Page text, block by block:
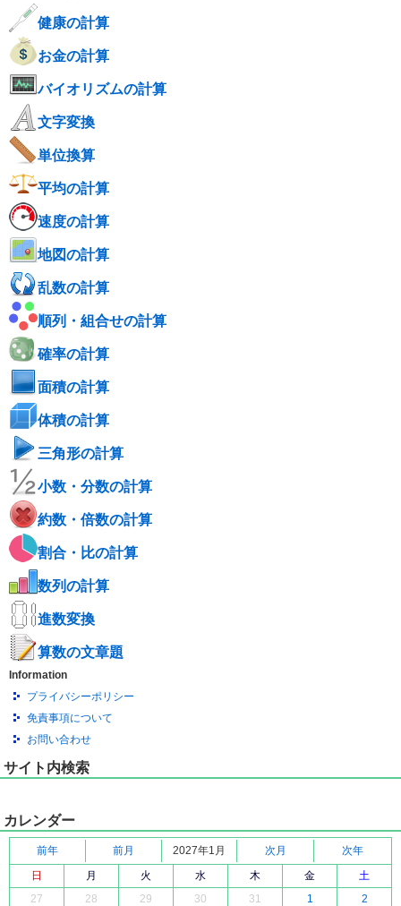
健康の計算
お金の計算
バイオリズムの計算
文字変換
単位換算
平均の計算
速度の計算
地図の計算
乱数の計算
順列・組合せの計算
確率の計算
面積の計算
体積の計算
三角形の計算
小数・分数の計算
約数・倍数の計算
割合・比の計算
数列の計算
進数変換
算数の文章題
Information
プライバシーポリシー
免責事項について
お問い合わせ
サイト内検索
カレンダー
前年 前月 2027年1月 次月
次年
日
月 火 水 木 金
土
27
28 29 30 31 1 2